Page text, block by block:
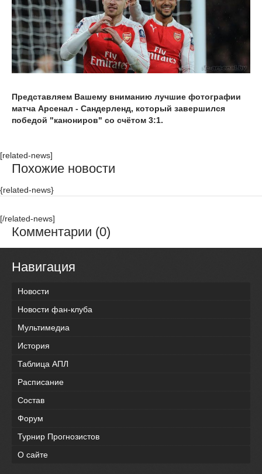
Представляем Вашему вниманию лучшие фотографии
матча Арсенал - Сандерленд, который завершился
победой "канониров" со счётом 3:1.
[related-news]
Похожие новости
{related-news}
[/related-news]
Комментарии (0)
Навигация
Новости
Новости фан-клуба
Мультимедиа
История
Таблица АПЛ
Расписание
Состав
Форум
Турнир Прогнозистов
О сайте